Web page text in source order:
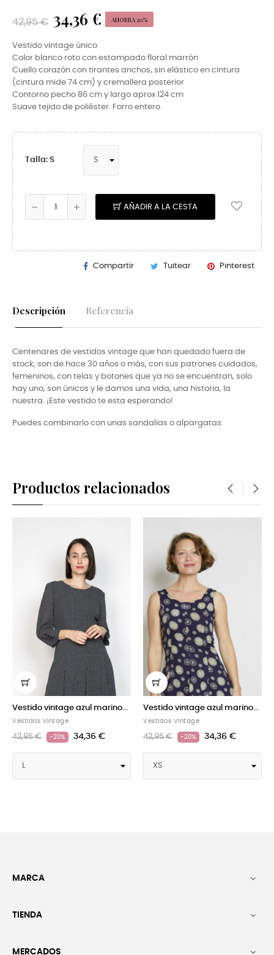
42,95 € 34,36 € AHORRA 20%
Vestido vintage único
Color blanco roto con estampado floral marrón
Cuello corazón con tirantes anchos, sin elástico en cintura
(cintura mide 74 cm) y cremallera posterior
Contorno pecho 86 cm y largo aprox 124 cm
Suave tejido de poliéster. Forro entero
Talla: S
AÑADIR A LA CESTA
Compartir Tuitear Pinterest
Descripción Referencia
Centenares de vestidos vintage que han quedado fuera de
stock, son de hace 30 años o más, con sus patrones cuidados,
femeninos, con telas y botones que ya no se encuentran, solo
hay uno, son únicos y le damos una vida, una historia, la
nuestra. ¡Este vestido te esta esperando!
Puedes combinarlo con unas sandalias o alpargatas.
Productos relacionados
vintage azul marino...
Vintage
€ -20% 34,36 €
Vestido vintage azul marino...
Vestidos Vintage
42,95 € -20% 34,36 €
MARCA 
TIENDA 
MERCADOS 